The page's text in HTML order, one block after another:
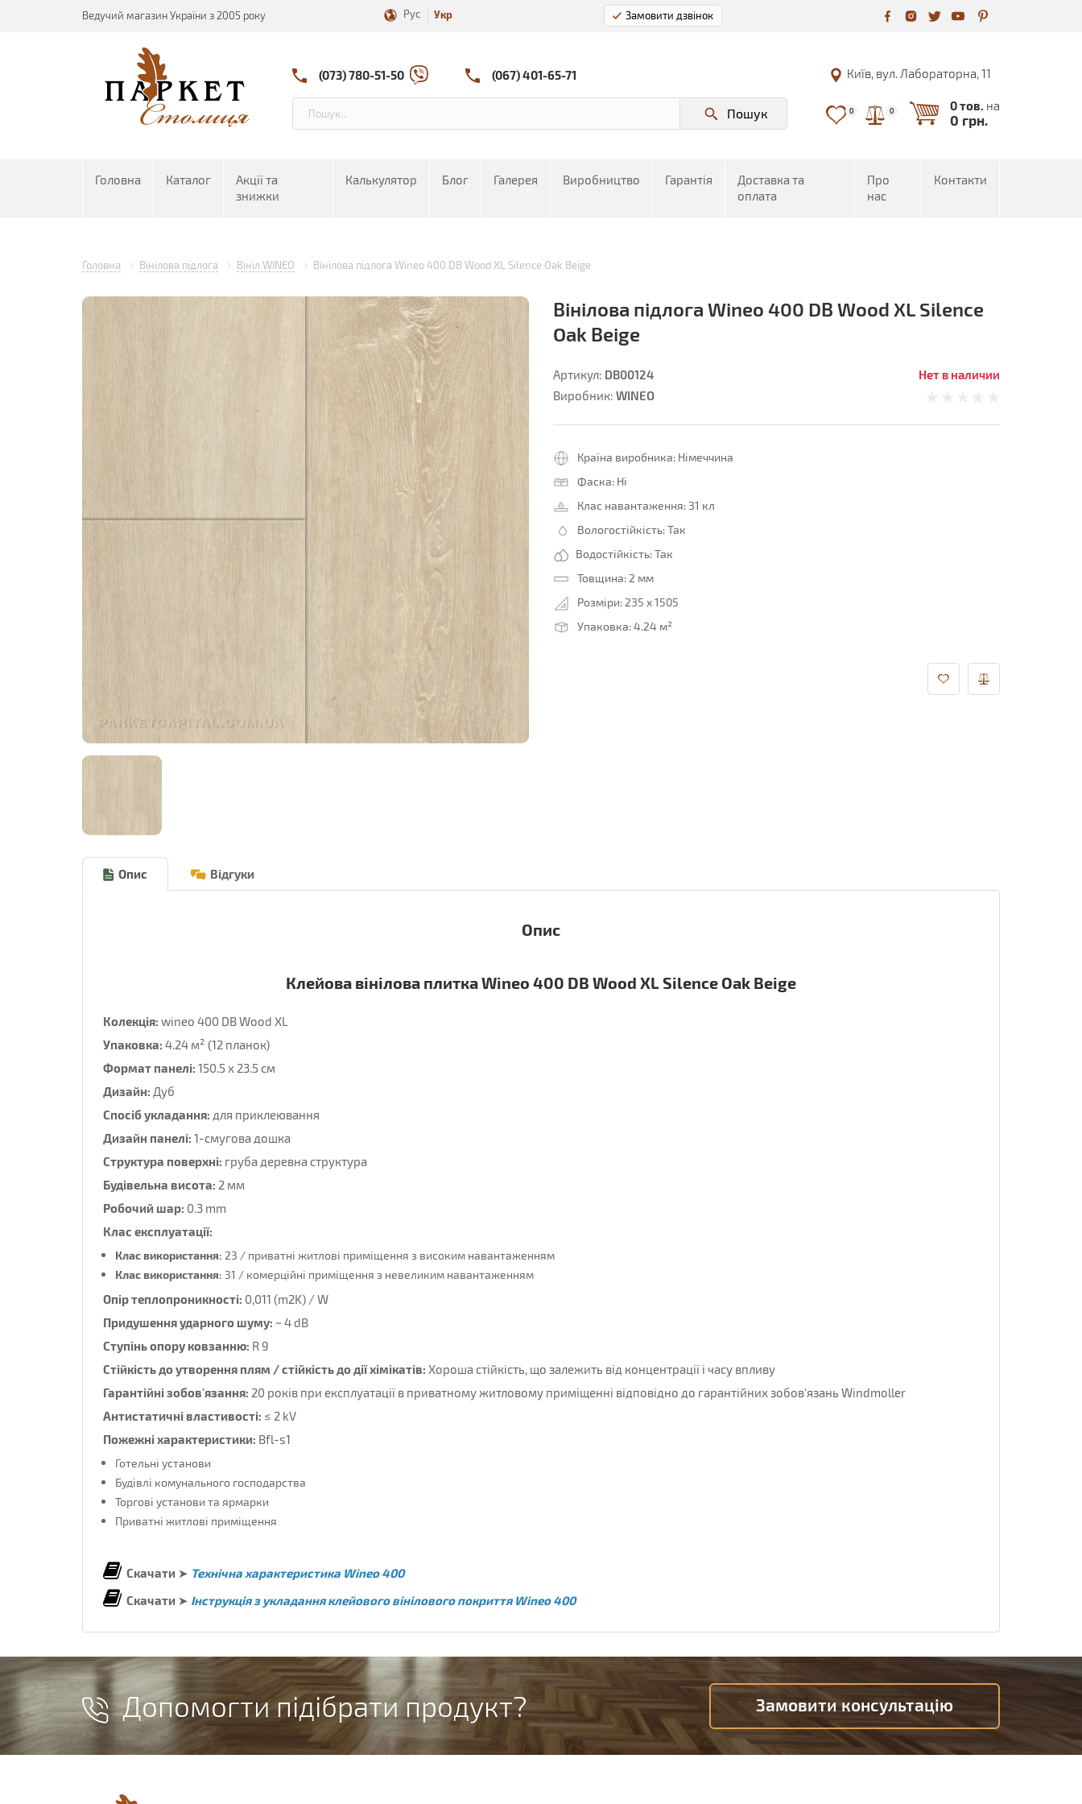
Ведучий магазин України з 2005 року Рус Укр Замовити дзвінок
(073) 780-51-50 (067) 401-65-71 Київ, вул. Лабораторна, 11
Пошук 0 0 0 тов. на
0 грн.
Головна Каталог
Акції та
знижки
Калькулятор Блог Галерея Виробництво Гарантія
Доставка та
оплата
Про
нас
Контакти
Головна Вінілова підлога Вініл WINEO Вінілова підлога Wineo 400 DB Wood XL Silence Oak Beige
Вінілова підлога Wineo 400 DB Wood XL Silence
Oak Beige
Артикул: DB00124 Нет в наличии
Виробник: WINEO
Країна виробника: Німеччина
Фаска: Ні
Клас навантаження: 31 кл
Вологостійкість:Так
Водостійкість:Так
Товщина: 2 мм
Розміри: 235 x 1505
Упаковка:4.24 м²
Опис Відгуки
Опис
Клейова вінілова плитка Wineo 400 DB Wood XL Silence Oak Beige
Колекція: wineo 400 DB Wood XL
Упаковка: 4.24 м² (12 планок)
Формат панелі: 150.5 x 23.5 см
Дизайн: Дуб
Спосіб укладання: для приклеювання
Дизайн панелі: 1-смугова дошка
Структура поверхні: груба деревна структура
Будівельна висота: 2 мм
Робочий шар: 0.3 mm
Клас експлуатації:
Клас використання: 23 / приватні житлові приміщення з високим навантаженням
Клас використання: 31 / комерційні приміщення з невеликим навантаженням
Опір теплопроникності: 0,011 (m2K) / W
Придушення ударного шуму: ~ 4 dB
Ступінь опору ковзанню: R 9
Стійкість до утворення плям / стійкість до дії хімікатів: Хороша стійкість, що залежить від концентрації і часу впливу
Гарантійні зобов'язання: 20 років при експлуатації в приватному житловому приміщенні відповідно до гарантійних зобов'язань Windmoller
Антистатичні властивості: ≤ 2 kV
Пожежні характеристики: Bfl-s1
Готельні установи
Будівлі комунального господарства
Торгові установи та ярмарки
Приватні житлові приміщення
Скачати ➤ Технічна характеристика Wineo 400
Скачати ➤ Інструкція з укладання клейового вінілового покриття Wineo 400
Допомогти підібрати продукт? Замовити консультацію